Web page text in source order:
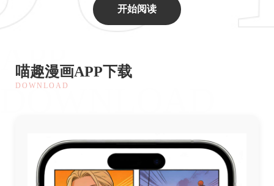
开始阅读
APP
DOWNLOAD
喵趣漫画APP下载
DOWNLOAD